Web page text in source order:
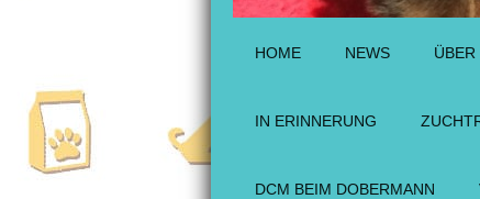
HOME NEWS
IN ERINNERUNG
DCM BEIM DOBERMANN